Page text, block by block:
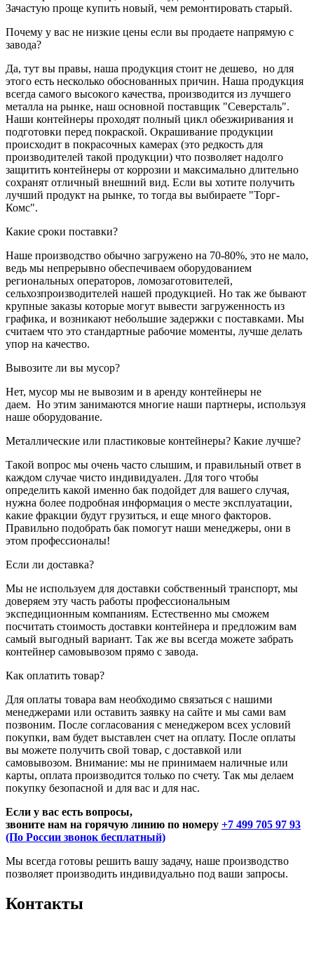
Зачастую проще купить новый, чем ремонтировать старый.
Почему у вас не низкие цены если вы продаете напрямую с
завода?
Да, тут вы правы, наша продукция стоит не дешево, но для
этого есть несколько обоснованных причин. Наша продукция
всегда самого высокого качества, производится из лучшего
металла на рынке, наш основной поставщик "Северсталь".
Наши контейнеры проходят полный цикл обезжиривания и
подготовки перед покраской. Окрашивание продукции
происходит в покрасочных камерах (это редкость для
производителей такой продукции) что позволяет надолго
защитить контейнеры от коррозии и максимально длительно
сохранят отличный внешний вид. Если вы хотите получить
лучший продукт на рынке, то тогда вы выбираете "Торг-
Комс".
Какие сроки поставки?
Наше производство обычно загружено на 70-80%, это не мало,
ведь мы непрерывно обеспечиваем оборудованием
региональных операторов, ломозаготовителей,
сельхозпроизводителей нашей продукцией. Но так же бывают
крупные заказы которые могут вывести загруженность из
графика, и возникают небольшие задержки с поставками. Мы
считаем что это стандартные рабочие моменты, лучше делать
упор на качество.
Вывозите ли вы мусор?
Нет, мусор мы не вывозим и в аренду контейнеры не
даем. Но этим занимаются многие наши партнеры, используя
наше оборудование.
Металлические или пластиковые контейнеры? Какие лучше?
Такой вопрос мы очень часто слышим, и правильный ответ в
каждом случае чисто индивидуален. Для того чтобы
определить какой именно бак подойдет для вашего случая,
нужна более подробная информация о месте эксплуатации,
какие фракции будут грузиться, и еще много факторов.
Правильно подобрать бак помогут наши менеджеры, они в
этом профессионалы!
Если ли доставка?
Мы не используем для доставки собственный транспорт, мы
доверяем эту часть работы профессиональным
экспедиционным компаниям. Естественно мы сможем
посчитать стоимость доставки контейнера и предложим вам
самый выгодный вариант. Так же вы всегда можете забрать
контейнер самовывозом прямо с завода.
Как оплатить товар?
Для оплаты товара вам необходимо связаться с нашими
менеджерами или оставить заявку на сайте и мы сами вам
позвоним. После согласования с менеджером всех условий
покупки, вам будет выставлен счет на оплату. После оплаты
вы можете получить свой товар, с доставкой или
самовывозом. Внимание: мы не принимаем наличные или
карты, оплата производится только по счету. Так мы делаем
покупку безопасной и для вас и для нас.
Если у вас есть вопросы,
звоните нам на горячую линию по номеру +7 499 705 97 93
(По России звонок бесплатный)
Мы всегда готовы решить вашу задачу, наше производство
позволяет производить индивидуально под ваши запросы.
Контакты